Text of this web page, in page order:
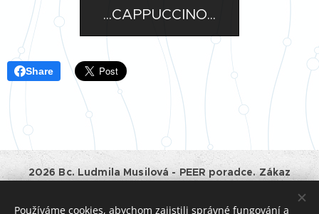
...CAPPUCCINO...
Share
2026 Bc. Ludmila Musilová - PEER poradce. Zákaz
souhlasu majitele.
Používáme cookies, abychom zajistili správné fungování a